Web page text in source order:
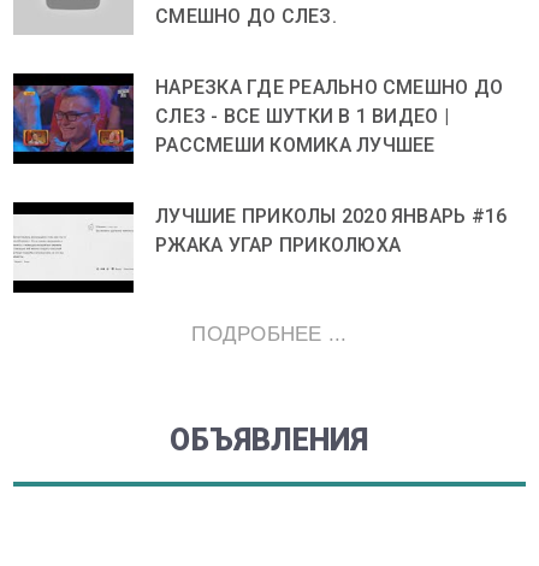
СМЕШНО ДО СЛЕЗ.
НАРЕЗКА ГДЕ РЕАЛЬНО СМЕШНО ДО
СЛЕЗ - ВСЕ ШУТКИ В 1 ВИДЕО |
РАССМЕШИ КОМИКА ЛУЧШЕЕ
ЛУЧШИЕ ПРИКОЛЫ 2020 ЯНВАРЬ #16
РЖАКА УГАР ПРИКОЛЮХА
ПОДРОБНЕЕ ...
ОБЪЯВЛЕНИЯ